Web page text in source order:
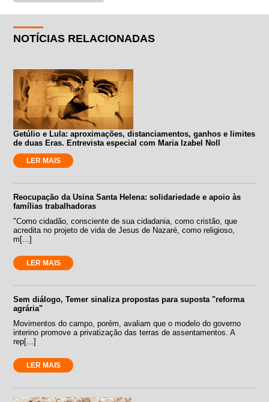
NOTÍCIAS RELACIONADAS
Getúlio e Lula: aproximações, distanciamentos, ganhos e limites
de duas Eras. Entrevista especial com Maria Izabel Noll
LER MAIS
Reocupação da Usina Santa Helena: solidariedade e apoio às
famílias trabalhadoras
"Como cidadão, consciente de sua cidadania, como cristão, que
acredita no projeto de vida de Jesus de Nazaré, como religioso,
m[...]
LER MAIS
Sem diálogo, Temer sinaliza propostas para suposta "reforma
agrária"
Movimentos do campo, porém, avaliam que o modelo do governo
interino promove a privatização das terras de assentamentos. A
rep[...]
LER MAIS